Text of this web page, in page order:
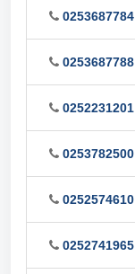
0253687784
0253687788
0252231201
0253782500
0252574610
0252741965